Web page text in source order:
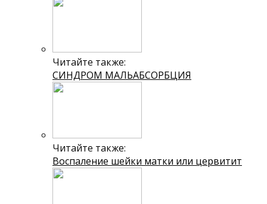
Читайте также:
СИНДРОМ МАЛЬАБСОРБЦИЯ
Читайте также:
Воспаление шейки матки или цервитит